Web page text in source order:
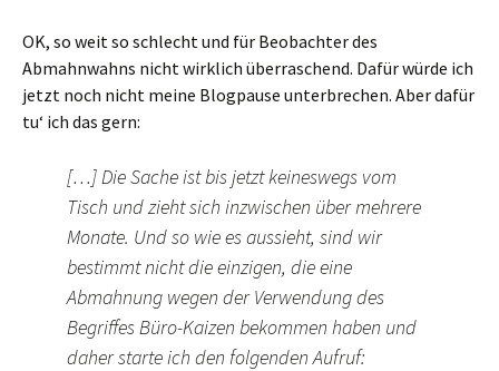
OK, so weit so schlecht und für Beobachter des
Abmahnwahns nicht wirklich überraschend. Dafür würde ich
jetzt noch nicht meine Blogpause unterbrechen. Aber dafür
tu‘ ich das gern:
[…] Die Sache ist bis jetzt keineswegs vom
Tisch und zieht sich inzwischen über mehrere
Monate. Und so wie es aussieht, sind wir
bestimmt nicht die einzigen, die eine
Abmahnung wegen der Verwendung des
Begriffes Büro-Kaizen bekommen haben und
daher starte ich den folgenden Aufruf: